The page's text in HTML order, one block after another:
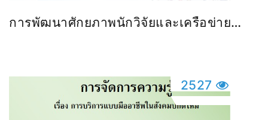
การพัฒนาศักยภาพนักวิจัยและเครือข่าย
2527